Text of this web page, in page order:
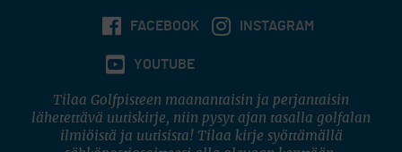
FACEBOOK INSTAGRAM
YOUTUBE
Tilaa Golfpisteen maanantaisin ja perjantaisin
lähetettävä uutiskirje, niin pysyt ajan tasalla golfalan
ilmiöistä ja uutisista! Tilaa kirje syöttämällä